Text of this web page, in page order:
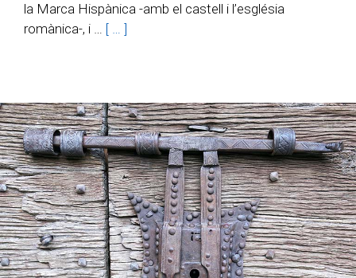
la Marca Hispànica -amb el castell i l’església
romànica-, i … [ … ]